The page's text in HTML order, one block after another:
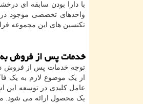
با دارا بودن سابقه ای
واحدهای تخصصی موجود در
تکنسین های این مجموعه
خدمات پس از فروش
توجه خدمات پس از فروش
از یک موضوع لازم به یک
عامل کلیدی در توسعه
یک محصول ارائه می شود.